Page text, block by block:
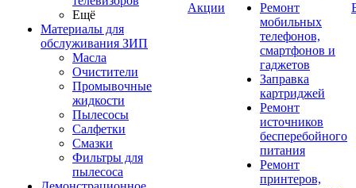
Ещё
Материалы для
обслуживания ЗИП
Масла
Очистители
Промывочные
жидкости
Пылесосы
Салфетки
Смазки
Фильтры для
пылесоса
Акции
Ремонт
мобильных
телефонов,
смартфонов и
гаджетов
Заправка
картриджей
Ремонт
источников
бесперебойного
питания
Ремонт
принтеров,